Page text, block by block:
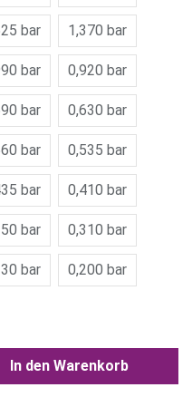
bar 1,370 bar
bar 0,920 bar
bar 0,630 bar
bar 0,535 bar
bar 0,410 bar
bar 0,310 bar
bar 0,200 bar
gewünschten Wert
In den Warenkorb